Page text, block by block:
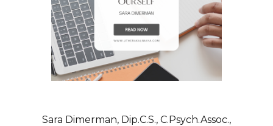
Sara Dimerman, Dip.C.S., C.Psych.Assoc.,